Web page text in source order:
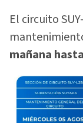
El circuito
mañana